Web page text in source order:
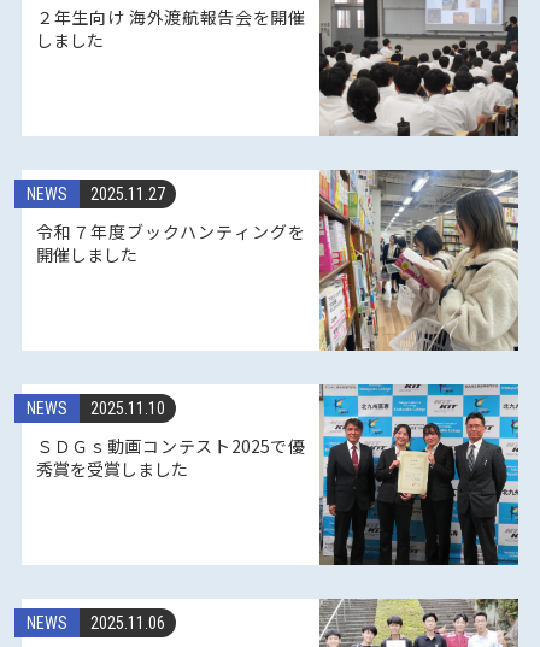
２年生向け 海外渡航報告会を開催
しました
2025.11.27
NEWS
令和７年度ブックハンティングを
開催しました
2025.11.10
NEWS
ＳＤＧｓ動画コンテスト2025で優
秀賞を受賞しました
2025.11.06
NEWS